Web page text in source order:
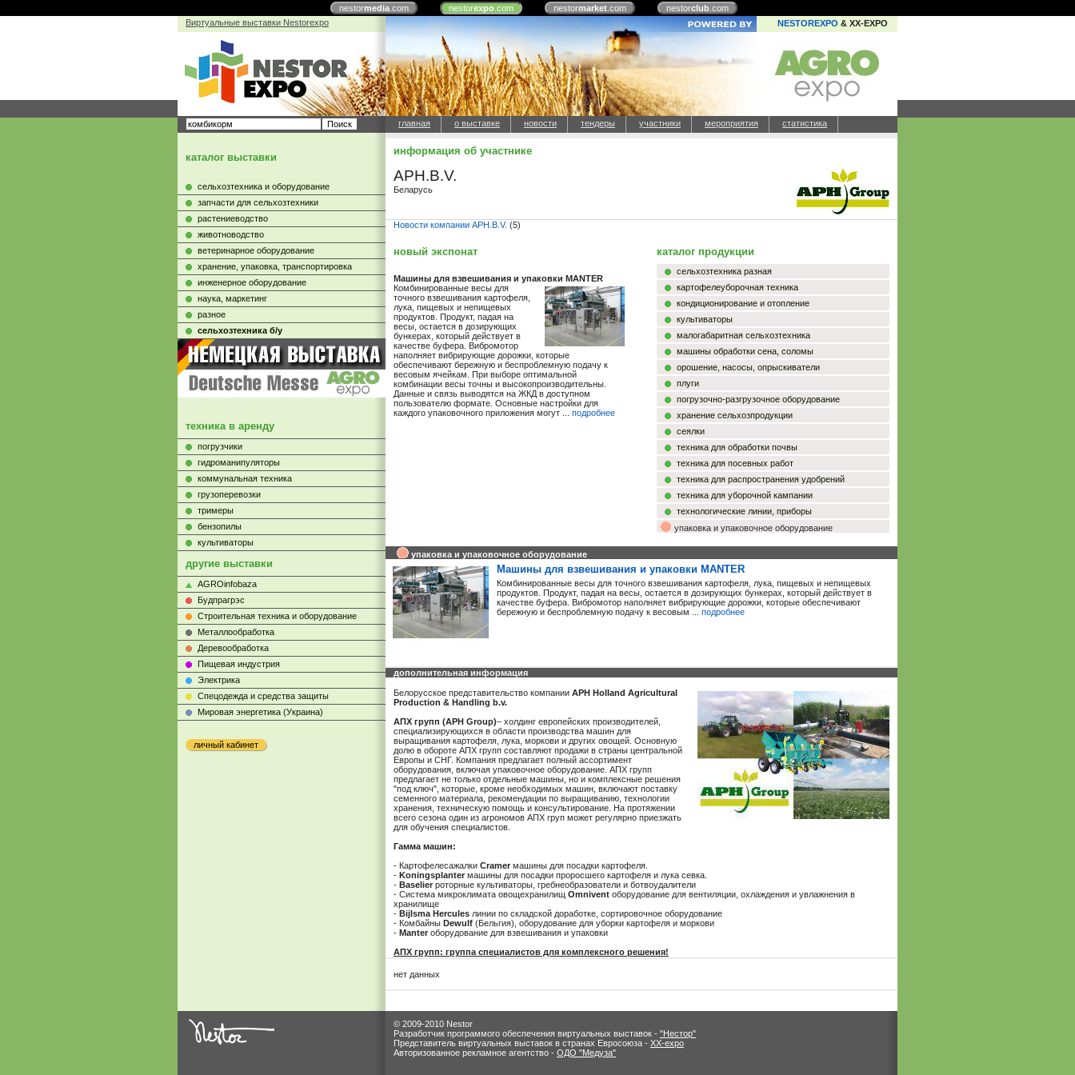
nestormedia.com nestorexpo.com nestormarket.com nestorclub.com
Виртуальные выставки Nestorexpo
NESTOREXPO & XX-EXPO
главная о выставке новости тендеры участники мероприятия статистика
каталог выставки
сельхозтехника и оборудование
запчасти для сельхозтехники
растениеводство
животноводство
ветеринарное оборудование
хранение, упаковка, транспортировка
инженерное оборудование
наука, маркетинг
разное
сельхозтехника б/у
техника в аренду
погрузчики
гидроманипуляторы
коммунальная техника
грузоперевозки
тримеры
бензопилы
культиваторы
другие выставки
AGROinfobaza
Будпрагрэс
Строительная техника и оборудование
Металлообработка
Деревообработка
Пищевая индустрия
Электрика
Cпецодежда и средства защиты
Мировая энергетика (Украина)
личный кабинет
информация об участнике
APH.B.V.
Беларусь
Новости компании APH.B.V. (5)
новый экспонат каталог продукции
Машины для взвешивания и упаковки MANTER
Комбинированные весы для
точного взвешивания картофеля,
лука, пищевых и непищевых
продуктов. Продукт, падая на
весы, остается в дозирующих
бункерах, который действует в
качестве буфера. Вибромотор
наполняет вибрирующие дорожки, которые
обеспечивают бережную и беспроблемную подачу к
весовым ячейкам. При выборе оптимальной
комбинации весы точны и высокопроизводительны.
Данные и связь выводятся на ЖКД в доступном
пользователю формате. Основные настройки для
каждого упаковочного приложения могут ... подробнее
сельхозтехника разная
картофелеуборочная техника
кондиционирование и отопление
культиваторы
малогабаритная сельхозтехника
машины обработки сена, соломы
орошение, насосы, опрыскиватели
плуги
погрузочно-разгрузочное оборудование
хранение сельхозпродукции
сеялки
техника для обработки почвы
техника для посевных работ
техника для распространения удобрений
техника для уборочной кампании
технологические линии, приборы
упаковка и упаковочное оборудование
упаковка и упаковочное оборудование
Машины для взвешивания и упаковки MANTER
Комбинированные весы для точного взвешивания картофеля, лука, пищевых и непищевых
продуктов. Продукт, падая на весы, остается в дозирующих бункерах, который действует в
качестве буфера. Вибромотор наполняет вибрирующие дорожки, которые обеспечивают
бережную и беспроблемную подачу к весовым ... подробнее
дополнительная информация
Белорусское представительство компании APH Holland Agricultural
Production & Handling b.v.
АПХ групп (APH Group)– холдинг европейских производителей,
специализирующихся в области производства машин для
выращивания картофеля, лука, моркови и других овощей. Основную
долю в обороте АПХ групп составляют продажи в страны центральной
Европы и СНГ. Компания предлагает полный ассортимент
оборудования, включая упаковочное оборудование. АПХ групп
предлагает не только отдельные машины, но и комплексные решения
"под ключ", которые, кроме необходимых машин, включают поставку
семенного материала, рекомендации по выращиванию, технологии
хранения, техническую помощь и консультирование. На протяжении
всего сезона один из агрономов АПХ груп может регулярно приезжать
для обучения специалистов.
Гамма машин:
- Картофелесажалки Cramer машины для посадки картофеля.
- Koningsplanter машины для посадки проросшего картофеля и лука севка.
- Baselier роторные культиваторы, гребнеобразователи и ботвоудалители
- Система микроклимата овощехранилищ Omnivent оборудование для вентиляции, охлаждения и увлажнения в
хранилище
- Bijlsma Hercules линии по складской доработке, сортировочное оборудование
- Комбайны Dewulf (Бельгия), оборудование для уборки картофеля и моркови
- Manter оборудование для взвешивания и упаковки
АПХ групп: группа специалистов для комплексного решения!
нет данных
© 2009-2010 Nestor
Разработчик программого обеспечения виртуальных выставок - "Нестор"
Представитель виртуальных выставок в странах Евросоюза - XX-expo
Авторизованное рекламное агентство - ОДО "Медуза"